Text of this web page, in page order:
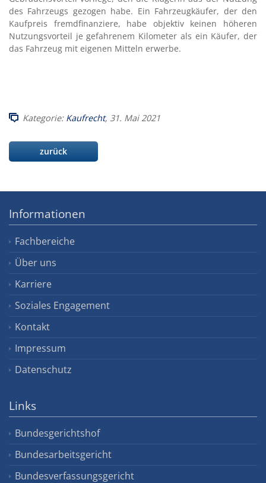
des Fahrzeugs gezogen habe. Ein Fahrzeugkäufer, der den
Kaufpreis fremdfinanziere, habe objektiv keinen höheren
Nutzungsvorteil je gefahrenem Kilometer als ein Käufer, der
das Fahrzeug mit eigenen Mitteln erwerbe.
Kategorie: Kaufrecht, 31. Mai 2021
zurück
Informationen
Fachbereiche
Über uns
Karriere
Soziales Engagement
Kontakt
Impressum
Datenschutz
Links
Bundesgerichtshof
Bundesarbeitsgericht
Bundesverfassungsgericht